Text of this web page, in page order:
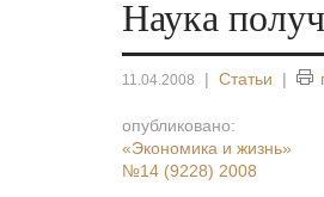
Наука
11.04.2008 | Статьи |
опубликовано:
«Экономика и жизнь»
№14 (9228) 2008